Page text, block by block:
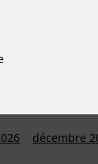
décembre